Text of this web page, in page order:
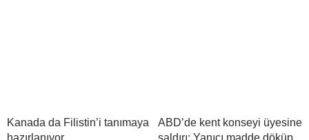
Kanada da Filistin’i tanımaya
hazırlanıyor
ABD’de kent konseyi üyesine
saldırı: Yanıcı madde döküp